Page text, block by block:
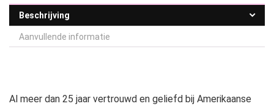
Beschrijving
Aanvullende informatie
Al meer dan 25 jaar vertrouwd en geliefd bij Amerikaanse